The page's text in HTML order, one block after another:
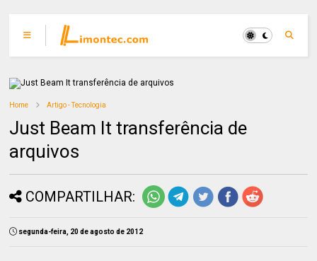
Home Artigo - Tecnologia
Just Beam It transferência de
arquivos
COMPARTILHAR:
segunda-feira, 20 de agosto de 2012